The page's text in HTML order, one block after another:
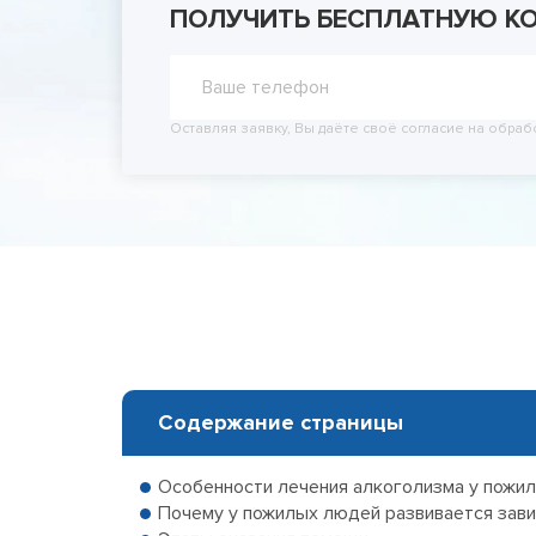
ПОЛУЧИТЬ БЕСПЛАТНУЮ
Оставляя заявку, Вы даёте своё согласие на
Содержание страницы
Особенности лечения алкоголизма у
Почему у пожилых людей развивается